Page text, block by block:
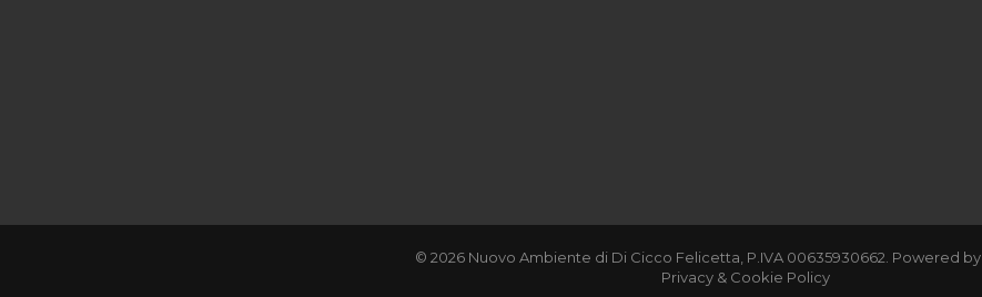
© 2026 Nuovo Ambiente di Di Cicco Felicetta, P.IVA 00635930662. Powered by
Privacy & Cookie Policy